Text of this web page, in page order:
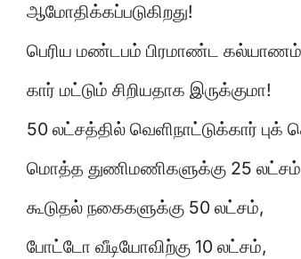
ஆமோதிக்கப்படுகிறது!
பெரிய மண்டபம் பிரமாண்ட கல்யாணம்
கார் மட்டும் சிறியதாக இருக்குமா!
50 லட்சத்தில் வெளிநாட்டுக்கார் புக்
மொத்த துணிமணிகளுக்கு 25
கூடுதல் நகைகளுக்கு 50 லட்சம்,
போட்டோ வீடியோவிற்கு 10 லட்சம்,